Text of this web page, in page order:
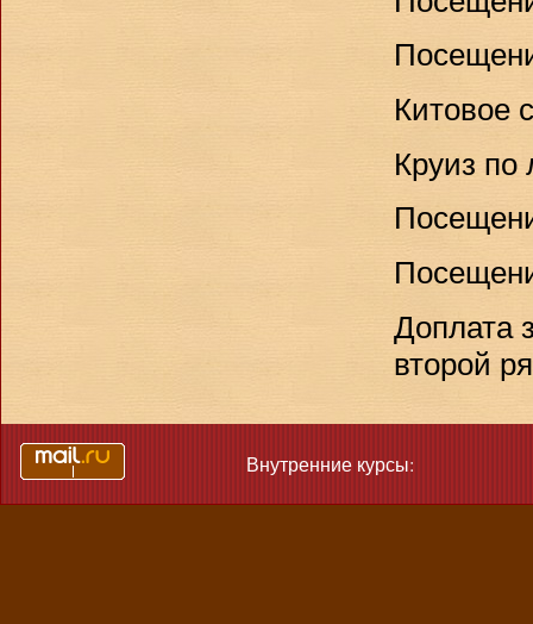
Китовое
Круиз по
Доплата
второй
Внутренние курсы: